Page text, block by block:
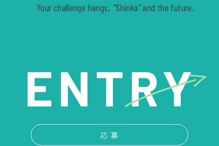
Your challenge hangs, “Shinka“ and the future.
応 募